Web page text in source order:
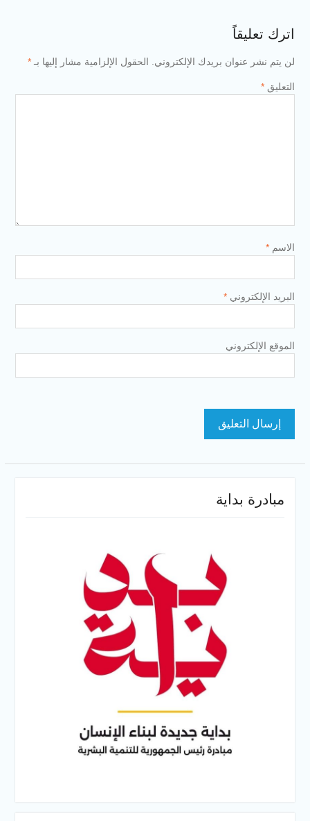
اترك تعليقاً
لن يتم نشر عنوان بريدك الإلكتروني. الحقول الإلزامية مشار إليها بـ *
التعليق *
الاسم *
البريد الإلكتروني *
الموقع الإلكتروني
مبادرة بداية